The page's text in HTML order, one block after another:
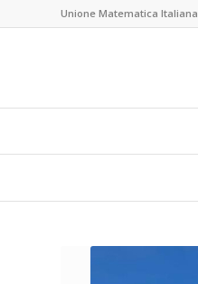
Unione Matematica Italiana